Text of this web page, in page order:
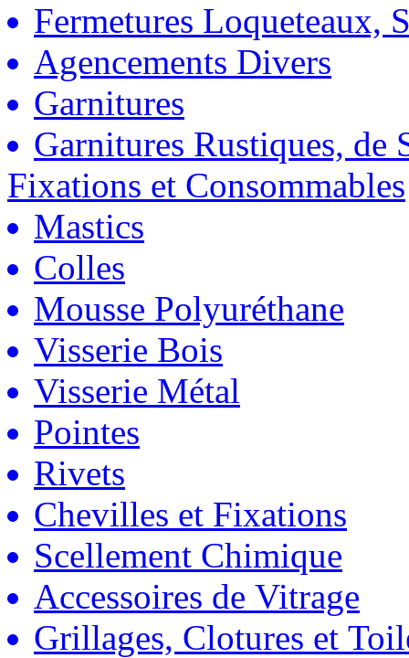
Fermetures Loqueteaux,
Agencements Divers
Garnitures
Garnitures Rustiques, de
Fixations et Consommables
Mastics
Colles
Mousse Polyuréthane
Visserie Bois
Visserie Métal
Pointes
Rivets
Chevilles et Fixations
Scellement Chimique
Accessoires de Vitrage
Grillages, Clotures et